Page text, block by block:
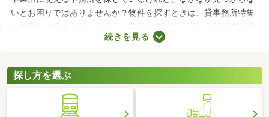
いとお困りではありませんか？物件を探すときは、貸事務所特集
を参考にすることがおすすめ。間取りや設備、家賃などが異なる
さまざまな物件をまとめて見られるので、希望にあう事務所が見
も、複数の事務所を比較してみましょう。
続きを見る
探し方を選ぶ